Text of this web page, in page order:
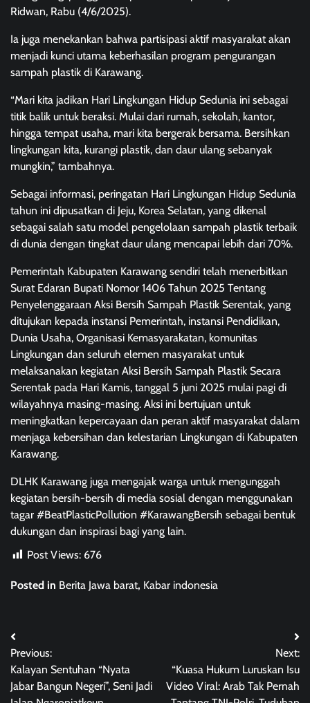
Ridwan, Rabu (4/6/2025).
Ia juga menekankan bahwa partisipasi aktif masyarakat akan
menjadi kunci utama keberhasilan program pengurangan
sampah plastik di Karawang.
“Mari kita jadikan Hari Lingkungan Hidup Sedunia ini sebagai
titik balik untuk beraksi. Mulai dari rumah, sekolah, kantor,
hingga tempat usaha, mari kita bergerak bersama. Bersihkan
lingkungan kita, kurangi plastik, dan daur ulang sebanyak
mungkin,” tambahnya.
Sebagai informasi, peringatan Hari Lingkungan Hidup Sedunia
tahun ini dipusatkan di Jeju, Korea Selatan, yang dikenal
sebagai salah satu model pengelolaan sampah plastik terbaik
di dunia dengan tingkat daur ulang mencapai lebih dari 70%.
Pemerintah Kabupaten Karawang sendiri telah menerbitkan
Surat Edaran Bupati Nomor 1406 Tahun 2025 Tentang
Penyelenggaraan Aksi Bersih Sampah Plastik Serentak, yang
ditujukan kepada instansi Pemerintah, instansi Pendidikan,
Dunia Usaha, Organisasi Kemasyarakatan, komunitas
Lingkungan dan seluruh elemen masyarakat untuk
melaksanakan kegiatan Aksi Bersih Sampah Plastik Secara
Serentak pada Hari Kamis, tanggal 5 juni 2025 mulai pagi di
wilayahnya masing-masing. Aksi ini bertujuan untuk
meningkatkan kepercayaan dan peran aktif masyarakat dalam
menjaga kebersihan dan kelestarian Lingkungan di Kabupaten
Karawang.
DLHK Karawang juga mengajak warga untuk mengunggah
kegiatan bersih-bersih di media sosial dengan menggunakan
tagar #BeatPlasticPollution #KarawangBersih sebagai bentuk
dukungan dan inspirasi bagi yang lain.
Post Views: 676
Posted in Berita Jawa barat, Kabar indonesia
Post
navigation
Previous:
Kalayan Sentuhan “Nyata
Jabar Bangun Negeri”, Seni Jadi
Next:
“Kuasa Hukum Luruskan Isu
Video Viral: Arab Tak Pernah